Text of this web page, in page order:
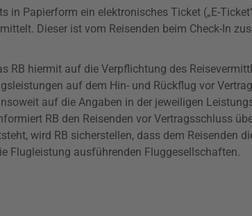
in Papierform ein elektronisches Ticket („E-
Dieser ist vom Reisenden beim Check-In
RB hiermit auf die Verpflichtung des
auf dem Hin- und Rückflug vor
auf die Angaben in der jeweiligen
RB den Reisenden vor Vertragsschluss
wird RB sicherstellen, dass dem Reisenden
Flugleistung ausführenden Fluggesellschaften.